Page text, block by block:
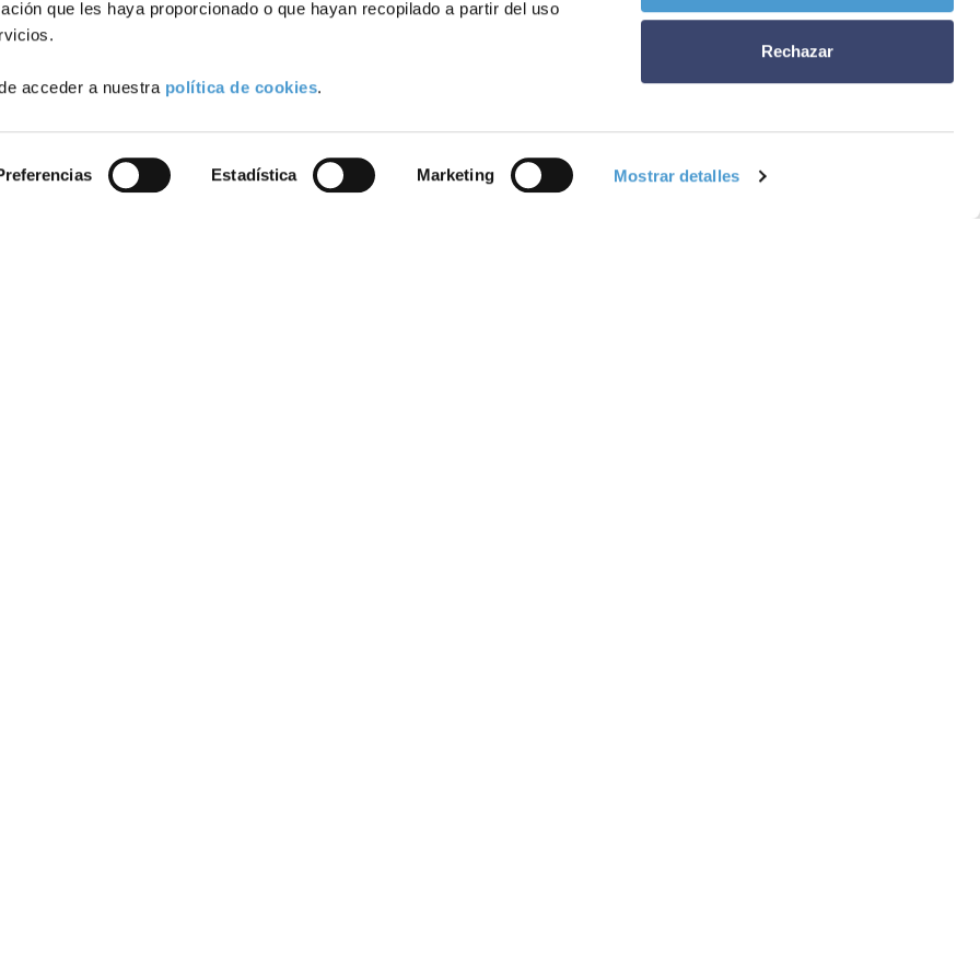
que les haya proporcionado o que hayan recopilado a partir del uso
acceder a nuestra política de cookies.
Estadística Marketing Mostrar detalles
Rechazar
2022 DE INTERÉS 13 OCTUBRE, 2022 DE INTERÉS
2022
PACIENTES